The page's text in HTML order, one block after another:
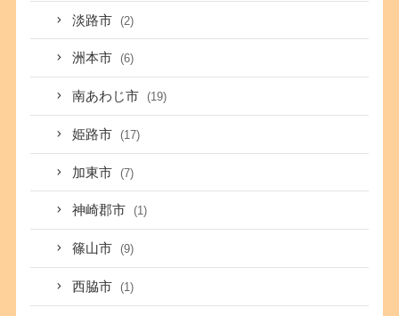
淡路市 (2)
洲本市 (6)
南あわじ市 (19)
姫路市 (17)
加東市 (7)
神崎郡市 (1)
篠山市 (9)
西脇市 (1)